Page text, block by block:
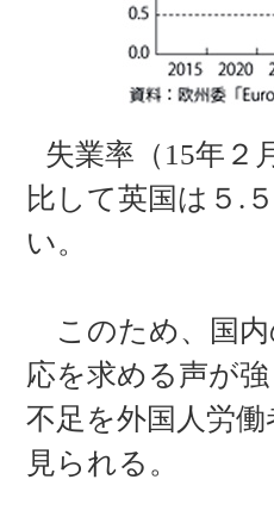
失業率（ 15年２
比して英国は５ .
い。
このため、国内
応を求める声が
不足を外国人労
見られる。